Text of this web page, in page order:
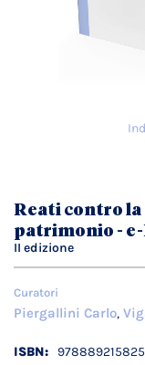
galleria
di
immagini
Reati contro la
patrimonio -
II edizione
Curatori
Piergallini Carlo,
Dettagli